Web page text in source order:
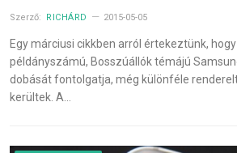
Szerző: RICHÁRD 2015-05-05
Egy márciusi cikkben arról értekeztünk,
példányszámú, Bosszúállók témájú
dobását fontolgatja, még különféle
kerültek. A…